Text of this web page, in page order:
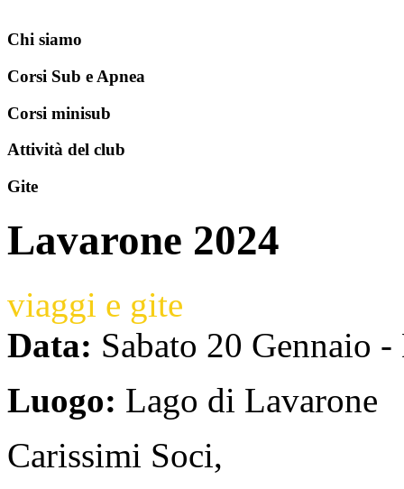
Chi siamo
Corsi Sub e Apnea
Corsi minisub
Attività del club
Gite
Lavarone 2024
viaggi e gite
Data: Sabato 20 Gennaio -
Luogo: Lago di Lavarone
Carissimi Soci,